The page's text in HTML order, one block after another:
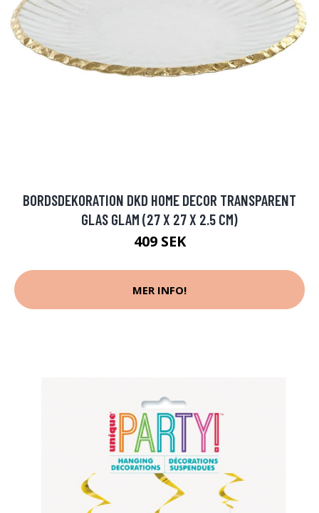
BORDSDEKORATION DKD HOME DECOR TRANSPARENT
GLAS GLAM (27 X 27 X 2.5 CM)
409 SEK
MER INFO!